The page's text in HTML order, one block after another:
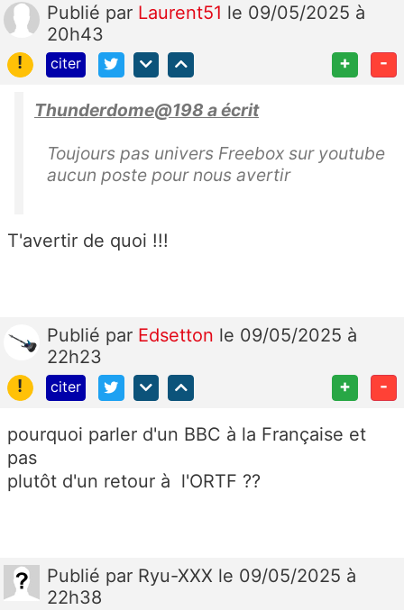
Publié par Laurent51 le 09/05/2025 à
20h43
!
citer + -
Thunderdome@198 a écrit
Toujours pas univers Freebox sur youtube
aucun poste pour nous avertir
T'avertir de quoi !!!
Publié par Edsetton le 09/05/2025 à
22h23
!
citer + -
pourquoi parler d'un BBC à la Française et
pas
plutôt d'un retour à l'ORTF ??
Publié par Ryu-XXX le 09/05/2025 à
22h38